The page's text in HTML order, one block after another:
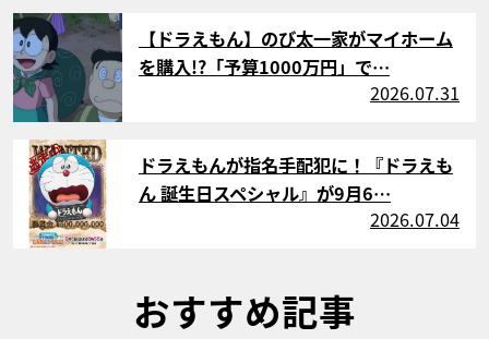
サムネイル
【ドラえもん】のび太一家がマイホーム
を購入!?「予算1000万円」で…
2026.07.31
ドラえもんが指名手配犯に！『ドラえも
ん 誕生日スペシャル』が9月6…
2026.07.04
おすすめ記事